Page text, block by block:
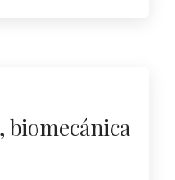
biomecánica